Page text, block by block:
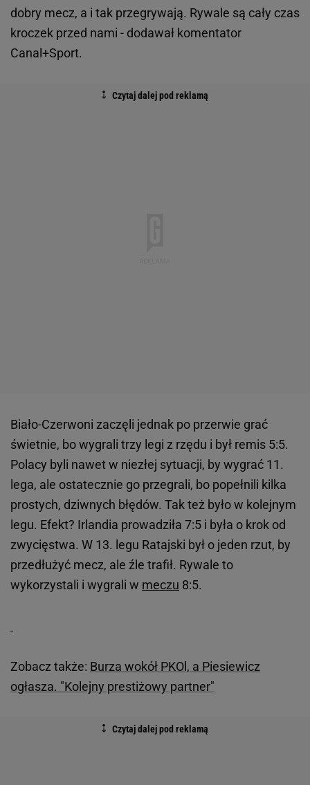
dobry mecz, a i tak przegrywają. Rywale są cały czas
kroczek przed nami - dodawał komentator
Canal+Sport.
Biało-Czerwoni zaczęli jednak po przerwie grać
świetnie, bo wygrali trzy legi z rzędu i był remis 5:5.
Polacy byli nawet w niezłej sytuacji, by wygrać 11.
lega, ale ostatecznie go przegrali, bo popełnili kilka
prostych, dziwnych błędów. Tak też było w kolejnym
legu. Efekt? Irlandia prowadziła 7:5 i była o krok od
zwycięstwa. W 13. legu Ratajski był o jeden rzut, by
przedłużyć mecz, ale źle trafił. Rywale to
wykorzystali i wygrali w meczu 8:5.
Zobacz także: Burza wokół PKOl, a Piesiewicz
ogłasza. "Kolejny prestiżowy partner"